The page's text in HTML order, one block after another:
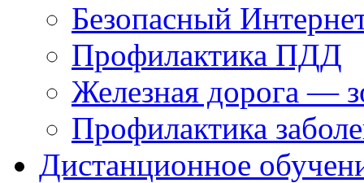
Безопасный
Профилактика ПДД
Железная дорога —
Профилактика
Дистанционное